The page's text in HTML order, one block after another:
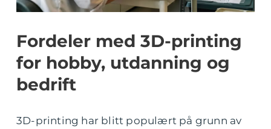
Fordeler med 3D-printing
for hobby, utdanning og
bedrift
3D-printing har blitt populært på grunn av